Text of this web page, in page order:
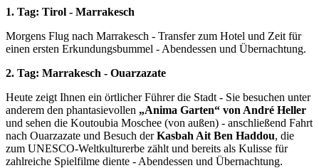
1. Tag: Tirol - Marrakesch
Morgens Flug nach Marrakesch - Transfer zum Hotel und Zeit für
einen ersten Erkundungsbummel - Abendessen und Übernachtung.
2. Tag: Marrakesch - Ouarzazate
Heute zeigt Ihnen ein örtlicher Führer die Stadt - Sie besuchen unter
anderem den phantasievollen „Anima Garten“ von André Heller
und sehen die Koutoubia Moschee (von außen) - anschließend Fahrt
nach Ouarzazate und Besuch derKasbah Ait Ben Haddou, die
zum UNESCO-Weltkulturerbe zählt und bereits als Kulisse für
zahlreiche Spielfilme diente - Abendessen und Übernachtung.